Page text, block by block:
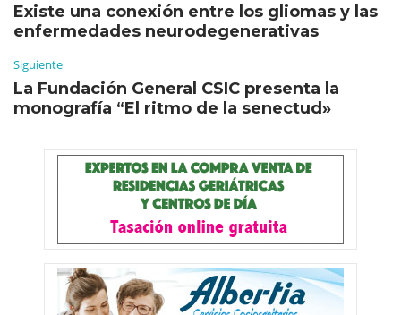
Existe una conexión entre los gliomas y las
enfermedades neurodegenerativas
Siguiente
La Fundación General CSIC presenta la
monografía “El ritmo de la senectud»